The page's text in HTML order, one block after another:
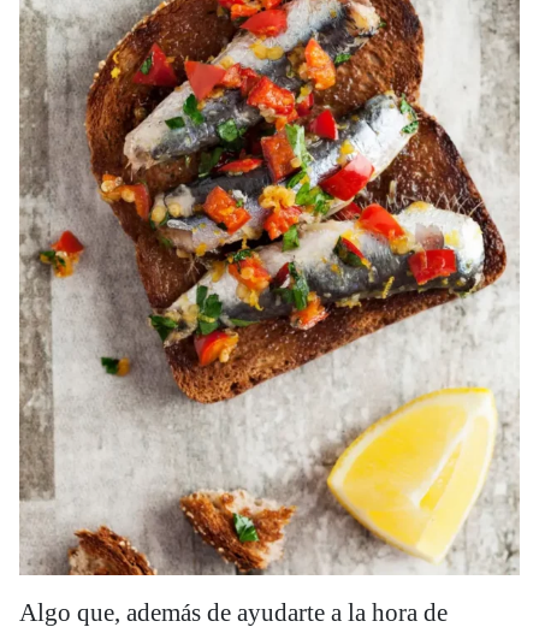
Algo que, además de ayudarte a la hora de